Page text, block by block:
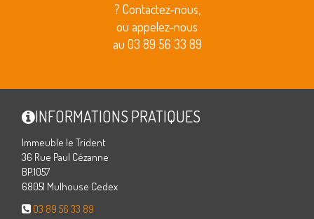
? Contactez-nous,
ou appelez-nous
au 03 89 56 33 89
INFORMATIONS PRATIQUES
Immeuble le Trident
36 Rue Paul Cézanne
BP.1057
68051 Mulhouse Cedex
03 89 56 33 89